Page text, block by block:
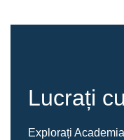
Lucrați
Explorați